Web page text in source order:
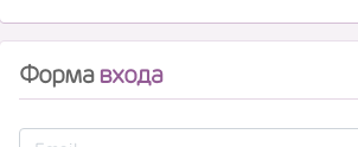
Формавхода